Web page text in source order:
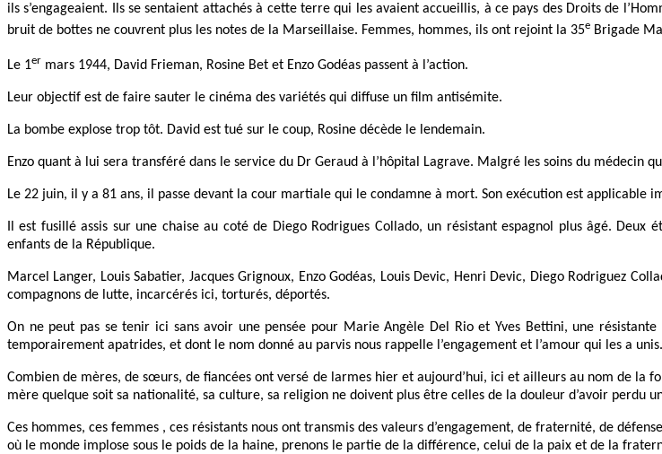
ils s’engageaient. Ils se sentaient attachés à cette terre qui les avaient accueillis, à ce pays des Droits de
bruit de bottes ne couvrent plus les notes de la Marseillaise. Femmes, hommes, ils ont rejoint la 35e Brigade
Le 1er mars 1944, David Frieman, Rosine Bet et Enzo Godéas passent à l’action.
Leur objectif est de faire sauter le cinéma des variétés qui diffuse un film antisémite.
La bombe explose trop tôt. David est tué sur le coup, Rosine décède le lendemain.
Enzo quant à lui sera transféré dans le service du Dr Geraud à l’hôpital Lagrave. Malgré les soins du médecin
Le 22 juin, il y a 81 ans, il passe devant la cour martiale qui le condamne à mort. Son exécution est applicable
Il est fusillé assis sur une chaise au coté de Diego Rodrigues Collado, un résistant espagnol plus âgé.
enfants de la République.
Marcel Langer, Louis Sabatier, Jacques Grignoux, Enzo Godéas, Louis Devic, Henri Devic, Diego Rodriguez
compagnons de lutte, incarcérés ici, torturés, déportés.
On ne peut pas se tenir ici sans avoir une pensée pour Marie Angèle Del Rio et Yves Bettini, une
temporairement apatrides, et dont le nom donné au parvis nous rappelle l’engagement et l’amour qui les a unis.
Combien de mères, de sœurs, de fiancées ont versé de larmes hier et aujourd’hui, ici et ailleurs au nom de la
mère quelque soit sa nationalité, sa culture, sa religion ne doivent plus être celles de la douleur d’avoir perdu
Ces hommes, ces femmes , ces résistants nous ont transmis des valeurs d’engagement, de fraternité, de
où le monde implose sous le poids de la haine, prenons le partie de la différence, celui de la paix et de la